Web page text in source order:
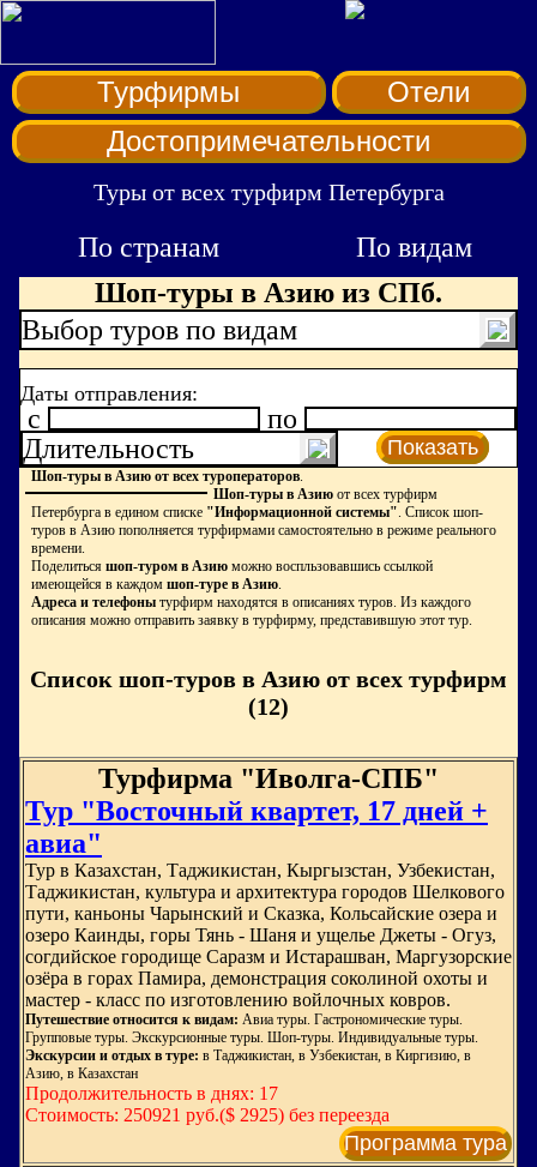
Турфирмы
Отели
Достопримечательности
Туры от всех турфирм Петербурга
По странам
По видам
Шоп-туры в Азию из СПб.
Выбор туров по видам
Даты отправления:
c
по
Длительность
Показать
Шоп-туры в Азию от всех туроператоров.
Шоп-туры в Азию от всех турфирм
Петербурга в едином списке "Информационной системы". Список шоп-
туров в Азию пополняется турфирмами самостоятельно в режиме реального
времени.
Поделиться шоп-туром в Азию можно воспльзовавшись ссылкой
имеющейся в каждом шоп-туре в Азию.
Адреса и телефоны турфирм находятся в описаниях туров. Из каждого
описания можно отправить заявку в турфирму, представившую этот тур.
Список шоп-туров в Азию от всех турфирм
(12)
Турфирма "Иволга-СПБ"
Тур "Восточный квартет, 17 дней +
авиа"
Тур в Казахстан, Таджикистан, Кыргызстан, Узбекистан,
Таджикистан, культура и архитектура городов Шелкового
пути, каньоны Чарынский и Сказка, Кольсайские озера и
озеро Каинды, горы Тянь - Шаня и ущелье Джеты - Огуз,
согдийское городище Саразм и Истарашван, Маргузорские
озёра в горах Памира, демонстрация соколиной охоты и
мастер - класс по изготовлению войлочных ковров.
Путешествие относится к видам: Авиа туры. Гастрономические туры.
Групповые туры. Экскурсионные туры. Шоп-туры. Индивидуальные туры.
Экскурсии и отдых в туре: в Таджикистан, в Узбекистан, в Киргизию, в
Азию, в Казахстан
Продолжительность в днях: 17
Стоимость: 250921 руб.($ 2925) без переезда
Программа тура